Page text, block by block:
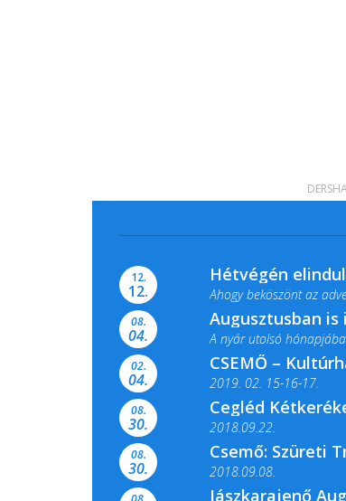
12.
12.
Hétvégén elindul
Ahogy beköszönt az
08.
04.
Augusztusban
A nyár utolsó
02.
04.
CSEMŐ –
2019. 02. 15-16-17.
Színes és tartalmas
08.
30.
Cegléd
2018.09.22.
08.
30.
Csemő: Szüreti
2018.09.08.
Jászkarajenő